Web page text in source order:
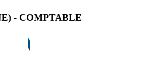
- COMPTABLE